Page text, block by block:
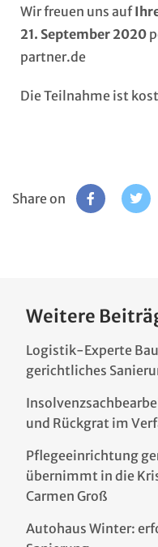
Wir freuen uns auf
21. September 2020
partner.de
Die Teilnahme ist
Share on
Weitere
Logistik-Experte
gerichtliches
und Rückgrat im
Pflegeeinrichtung
übernimmt in die
Carmen Groß
Autohaus Winter: